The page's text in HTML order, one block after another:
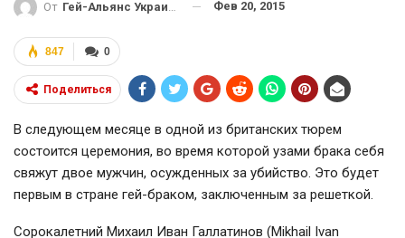
От Гей-Альянс Украина Фев 20, 2015
0
847
Поделиться
В следующем месяце в одной из британских тюрем
состоится церемония, во время которой узами брака себя
свяжут двое мужчин, осужденных за убийство. Это будет
первым в стране гей-браком, заключенным за решеткой.
Сорокалетний Михаил Иван Галлатинов (Mikhail Ivan